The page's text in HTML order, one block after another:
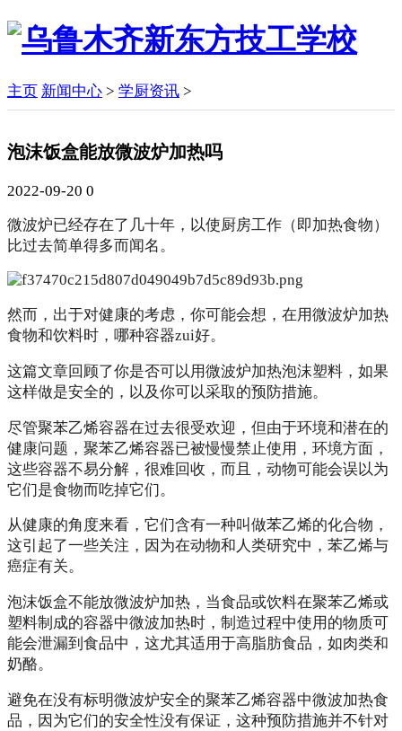
主页 新闻中心 > 学厨资讯 >
泡沫饭盒能放微波炉加热吗
2022-09-20 0
微波炉已经存在了几十年，以使厨房工作（即加热食物）
比过去简单得多而闻名。
然而，出于对健康的考虑，你可能会想，在用微波炉加热
食物和饮料时，哪种容器zui好。
这篇文章回顾了你是否可以用微波炉加热泡沫塑料，如果
这样做是安全的，以及你可以采取的预防措施。
尽管聚苯乙烯容器在过去很受欢迎，但由于环境和潜在的
健康问题，聚苯乙烯容器已被慢慢禁止使用，环境方面，
这些容器不易分解，很难回收，而且，动物可能会误以为
它们是食物而吃掉它们。
从健康的角度来看，它们含有一种叫做苯乙烯的化合物，
这引起了一些关注，因为在动物和人类研究中，苯乙烯与
癌症有关。
泡沫饭盒不能放微波炉加热，当食品或饮料在聚苯乙烯或
塑料制成的容器中微波加热时，制造过程中使用的物质可
能会泄漏到食品中，这尤其适用于高脂肪食品，如肉类和
奶酪。
避免在没有标明微波炉安全的聚苯乙烯容器中微波加热食
品，因为它们的安全性没有保证，这种预防措施并不针对